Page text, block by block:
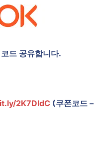
드 공유합니다.
2K7DIdC (쿠폰코드 –